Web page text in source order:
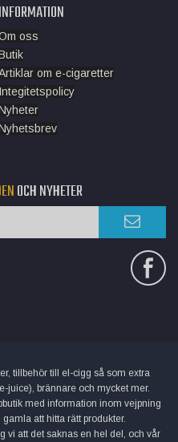
INFORMATION
oss
om e-cigaretter
Integitetspolicy
OCH NYHETER
tillbehör till el-cigg så som extra
juice), brännare och mycket mer.
med information inom vejpning
att hitta rätt produkter.
vi att det saknas en hel del, och vår